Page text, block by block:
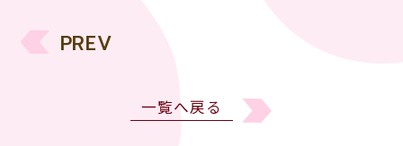
PREV
一覧へ戻る